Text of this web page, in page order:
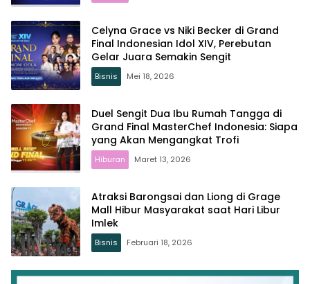
Celyna Grace vs Niki Becker di Grand
Final Indonesian Idol XIV, Perebutan
Gelar Juara Semakin Sengit
Bisnis Mei 18, 2026
Duel Sengit Dua Ibu Rumah Tangga di
Grand Final MasterChef Indonesia: Siapa
yang Akan Mengangkat Trofi
Hiburan Maret 13, 2026
Atraksi Barongsai dan Liong di Grage
Mall Hibur Masyarakat saat Hari Libur
Imlek
Bisnis Februari 18, 2026